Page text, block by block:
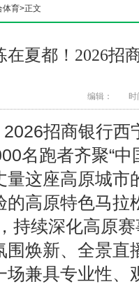
体育>正文
在夏都！2026招
编辑：
招商银行西
名跑者齐聚“
量这座高原城
的高原特色马拉
持续深化高原
围焕新、全景
场兼具专业性